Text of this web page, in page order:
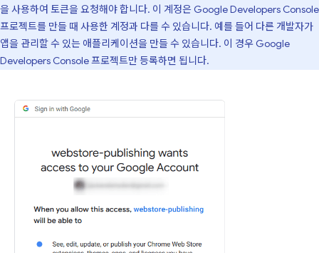
을 사용하여 토큰을 요청해야 합니다. 이 계정은 Google Developers Console
프로젝트를 만들 때 사용한 계정과 다를 수 있습니다. 예를 들어 다른 개발자가
앱을 관리할 수 있는 애플리케이션을 만들 수 있습니다. 이 경우 Google
Developers Console 프로젝트만 등록하면 됩니다.